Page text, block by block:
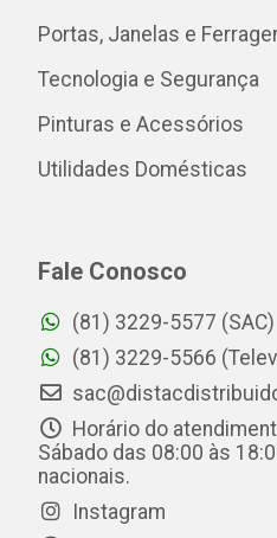
Portas, Janelas e
Tecnologia e Segurança
Pinturas e Acessórios
Utilidades Domésticas
Fale Conosco
(81) 3229-5577 (SAC)
(81) 3229-5566
Horário do
Sábado das 08:00 às
nacionais.
Instagram